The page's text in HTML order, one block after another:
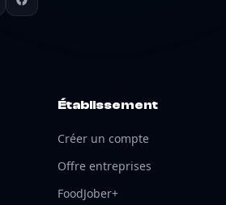
Établissement
Créer un compte
Offre entreprises
FoodJober+